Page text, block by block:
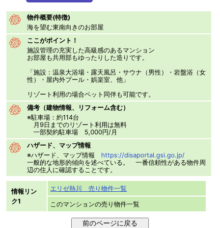
物件概要(特徴)
海を望む東南向きのお部屋
ここがポイント！
施設管理の充実した高級感のあるマンション
お部屋も共用部もゆったりした造りです。
「施設：温泉大浴場・露天風呂・サウナ（男性）・岩盤浴（女
性）・屋内外プール・娯楽室、他」
リゾート利用の場合ペット同伴も可能です。
備考（建物情報、リフォーム含む）
※駐車場：約114台
月9日までのリゾート利用は無料
一部契約駐車場 5,000円/月
ハザード、マップ情報
※ハザード、マップ情報 https://disaportal.gsi.go.jp/
一般的な地形的傾向を述べている。 一番信頼性がある物件周
辺の住人に確認することです。
情報リン
ク1
エリゼ熱川 売り物件一覧
このマンションの売り物件一覧